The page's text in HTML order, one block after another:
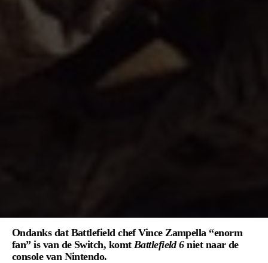
Ondanks dat Battlefield chef Vince Zampella “enorm
fan” is van de Switch, komt Battlefield 6niet naar de
console van Nintendo.